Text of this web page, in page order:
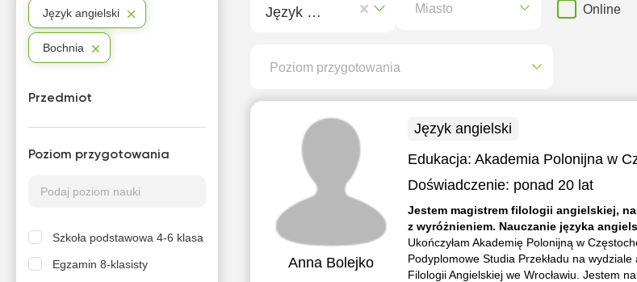
Język angielski Miasto Online
Poziom przygotowania
Anna Bolejko
Język angielski
Edukacja:Akademia Polonijna w
Doświadczenie: ponad 20 lat
Jestem magistrem filologii angielskiej,
z wyróżnieniem. Nauczanie języka
Ukończyłam Akademię Polonijną w
Podyplomowe Studia Przekładu na
Filologii Angielskiej we Wrocławiu. Jestem
Język angielski
Bochnia
Przedmiot
Poziom przygotowania
Szkoła podstawowa 4-6 klasa
Egzamin 8-klasisty